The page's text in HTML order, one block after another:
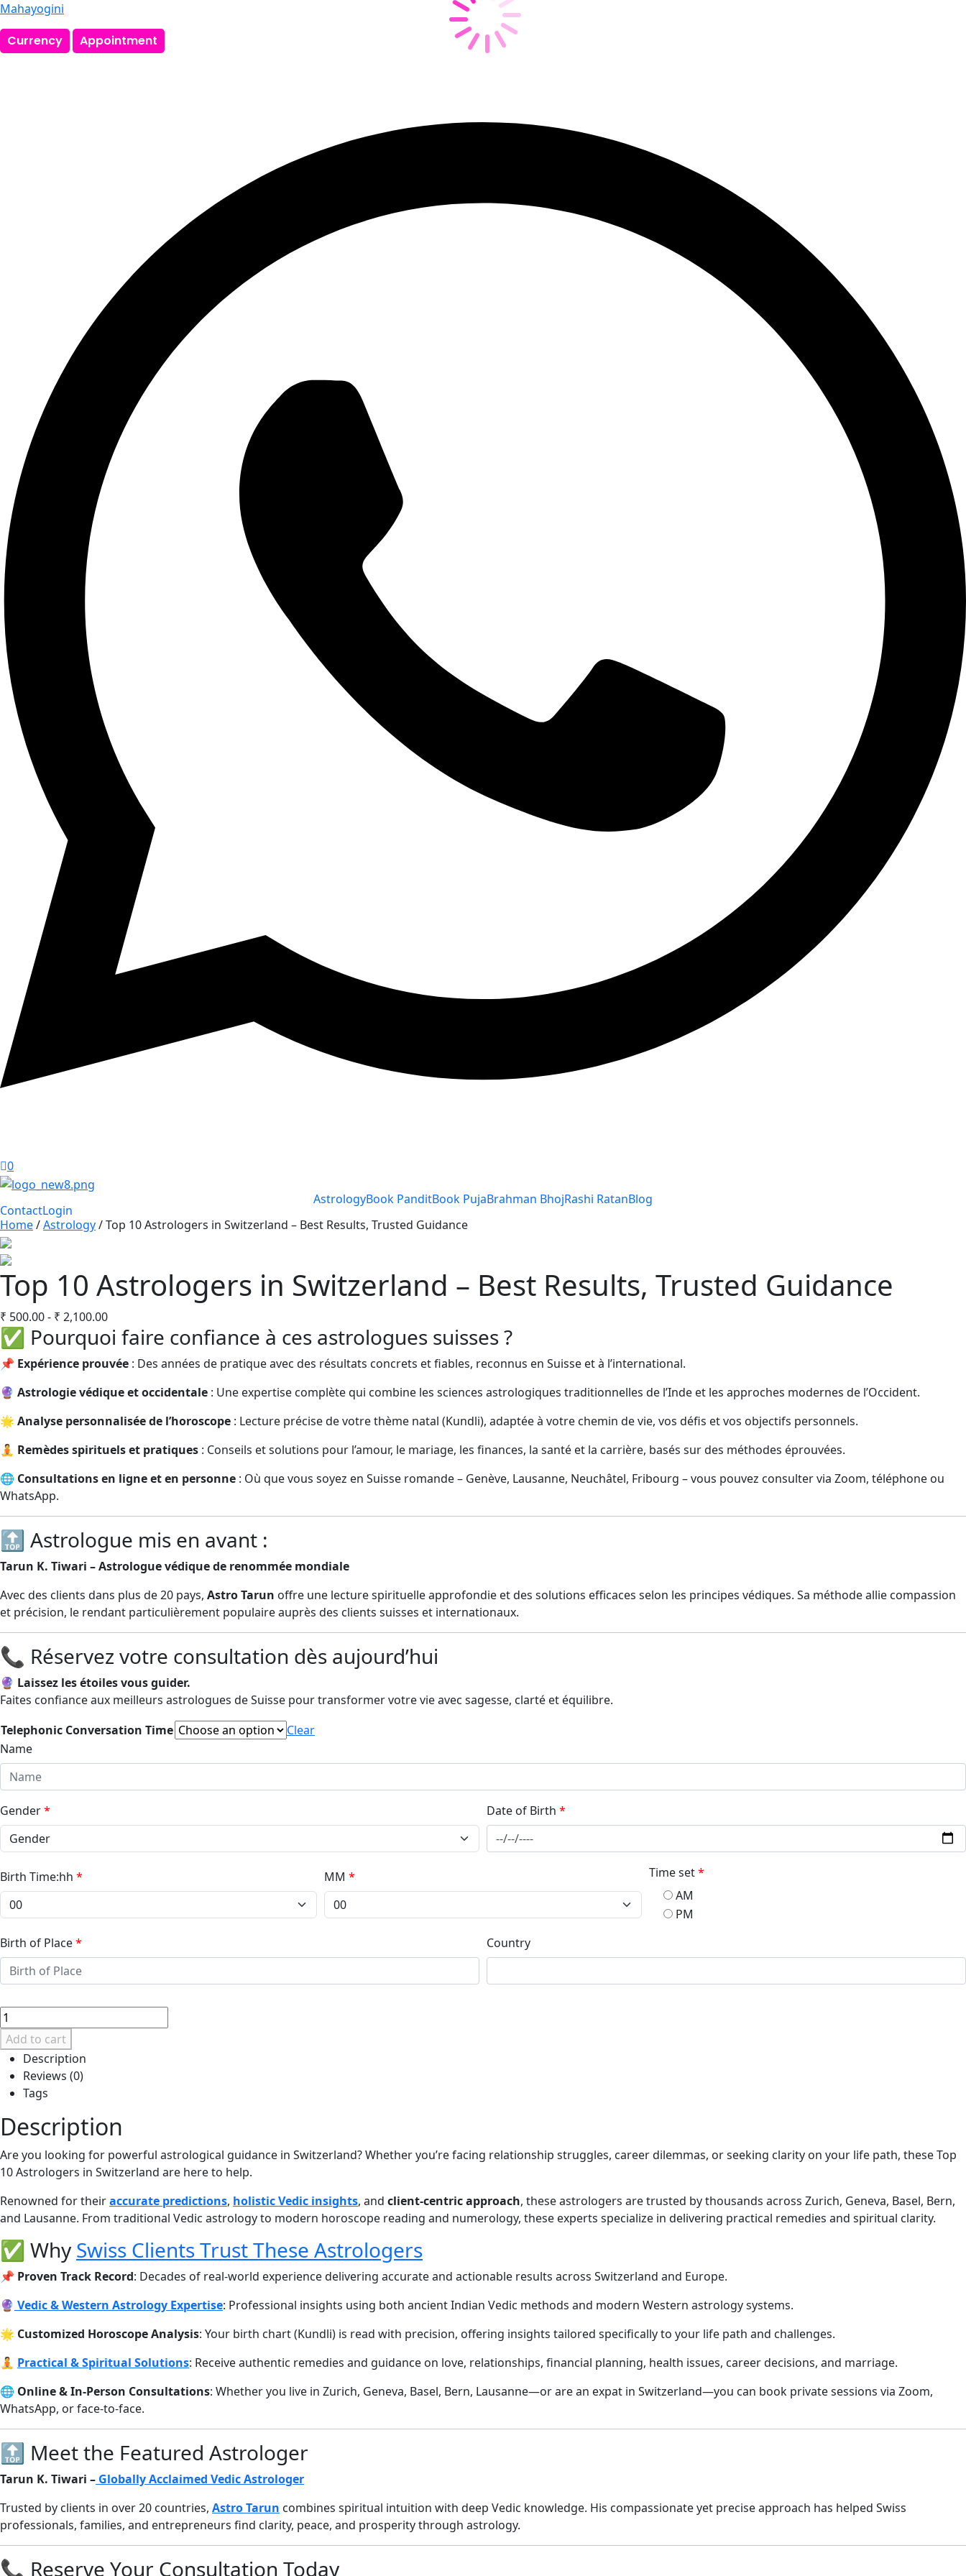
Mahayogini
Currency Appointment
0
AstrologyBook PanditBook PujaBrahman BhojRashi RatanBlog
ContactLogin
Home/Astrology/ Top 10 Astrologers in Switzerland – Best Results, Trusted Guidance
Top 10 Astrologers in Switzerland – Best Results, Trusted Guidance
₹ 500.00- ₹ 2,100.00
✅ Pourquoi faire confiance à ces astrologues suisses ?
📌 Expérience prouvée : Des années de pratique avec des résultats concrets et fiables, reconnus en Suisse et à l’international.
🔮 Astrologie védique et occidentale : Une expertise complète qui combine les sciences astrologiques traditionnelles de l’Inde et les approches modernes de l’Occident.
🌟 Analyse personnalisée de l’horoscope : Lecture précise de votre thème natal (Kundli), adaptée à votre chemin de vie, vos défis et vos objectifs personnels.
🧘 Remèdes spirituels et pratiques : Conseils et solutions pour l’amour, le mariage, les finances, la santé et la carrière, basés sur des méthodes éprouvées.
🌐 Consultations en ligne et en personne : Où que vous soyez en Suisse romande – Genève, Lausanne, Neuchâtel, Fribourg – vous pouvez consulter via Zoom, téléphone ou
WhatsApp.
🔝 Astrologue mis en avant :
Tarun K. Tiwari – Astrologue védique de renommée mondiale
Avec des clients dans plus de 20 pays, Astro Tarun offre une lecture spirituelle approfondie et des solutions efficaces selon les principes védiques. Sa méthode allie compassion
et précision, le rendant particulièrement populaire auprès des clients suisses et internationaux.
📞 Réservez votre consultation dès aujourd’hui
🔮 Laissez les étoiles vous guider.
Faites confiance aux meilleurs astrologues de Suisse pour transformer votre vie avec sagesse, clarté et équilibre.
Telephonic Conversation Time
Clear
Name
Gender* Date of Birth *
Birth Time:hh * MM * Time set*
AM
PM
Birth of Place* Country
Top
10
Astrologers
Switzerland
Best
Results,
Trusted
Guidance
Add to cart
Description
Reviews (0)
Tags
Description
Are you looking for powerful astrological guidance in Switzerland? Whether you’re facing relationship struggles, career dilemmas, or seeking clarity on your life path, these Top
10 Astrologers in Switzerland are here to help.
Renowned for theiraccurate predictions, holistic Vedic insights, and client-centric approach, these astrologers are trusted by thousands across Zurich, Geneva, Basel, Bern,
and Lausanne. From traditional Vedic astrology to modern horoscope reading and numerology, these experts specialize in delivering practical remedies and spiritual clarity.
✅ Why Swiss Clients Trust These Astrologers
📌 Proven Track Record: Decades of real-world experience delivering accurate and actionable results across Switzerland and Europe.
🔮 Vedic & Western Astrology Expertise: Professional insights using both ancient Indian Vedic methods and modern Western astrology systems.
🌟 Customized Horoscope Analysis: Your birth chart (Kundli) is read with precision, offering insights tailored specifically to your life path and challenges.
🧘 Practical & Spiritual Solutions: Receive authentic remedies and guidance on love, relationships, financial planning, health issues, career decisions, and marriage.
🌐 Online & In-Person Consultations: Whether you live in Zurich, Geneva, Basel, Bern, Lausanne—or are an expat in Switzerland—you can book private sessions via Zoom,
WhatsApp, or face-to-face.
🔝 Meet the Featured Astrologer
Tarun K. Tiwari – Globally Acclaimed Vedic Astrologer
Trusted by clients in over 20 countries, Astro Tarun combines spiritual intuition with deep Vedic knowledge. His compassionate yet precise approach has helped Swiss
professionals, families, and entrepreneurs find clarity, peace, and prosperity through astrology.
📞 Reserve Your Consultation Today